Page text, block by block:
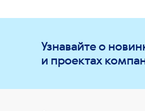
Узнавайте о
и проектах